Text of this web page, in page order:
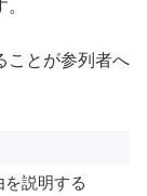
ことが参列者へ
説明する